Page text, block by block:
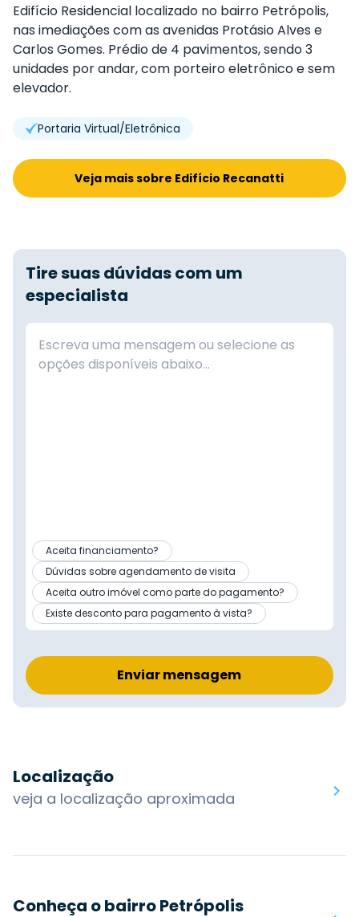
Edifício Residencial localizado no bairro Petrópolis,
nas imediações com as avenidas Protásio Alves e
Carlos Gomes. Prédio de 4 pavimentos, sendo 3
unidades por andar, com porteiro eletrônico e sem
elevador.
Portaria Virtual/Eletrônica
Veja mais sobre Edifício Recanatti
Tire suas dúvidas com um
especialista
Aceita financiamento?
Dúvidas sobre agendamento de visita
Aceita outro imóvel como parte do pagamento?
Existe desconto para pagamento à vista?
Enviar mensagem
Localização
veja a localização aproximada
Conheça o bairro Petrópolis